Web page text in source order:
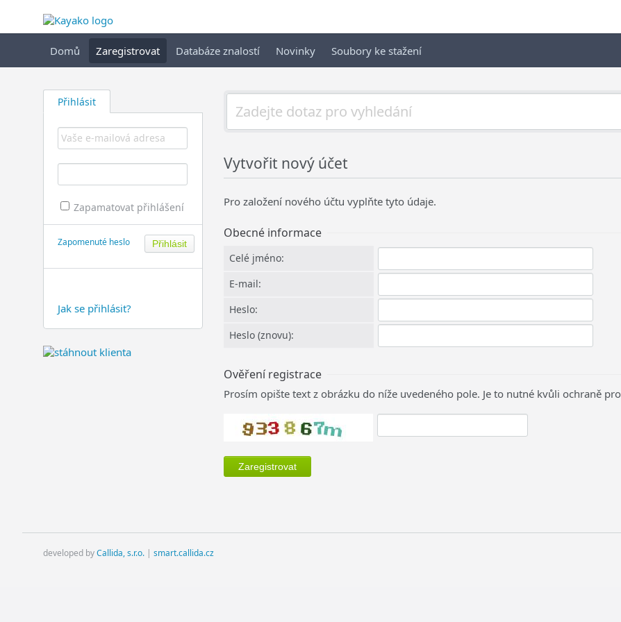
Domů Zaregistrovat Databáze znalostí Novinky Soubory ke stažení
Přihlásit
Zapamatovat přihlášení
Zapomenuté heslo
Jak se přihlásit?
Vytvořit nový účet
Pro založení nového účtu vyplňte tyto údaje.
Obecné informace
Celé jméno:
E-mail:
Heslo:
Heslo (znovu):
Ověření registrace
Prosím opište text z obrázku do níže uvedeného pole. Je to nutné kvůli ochraně
developed byCallida, s.r.o. | smart.callida.cz